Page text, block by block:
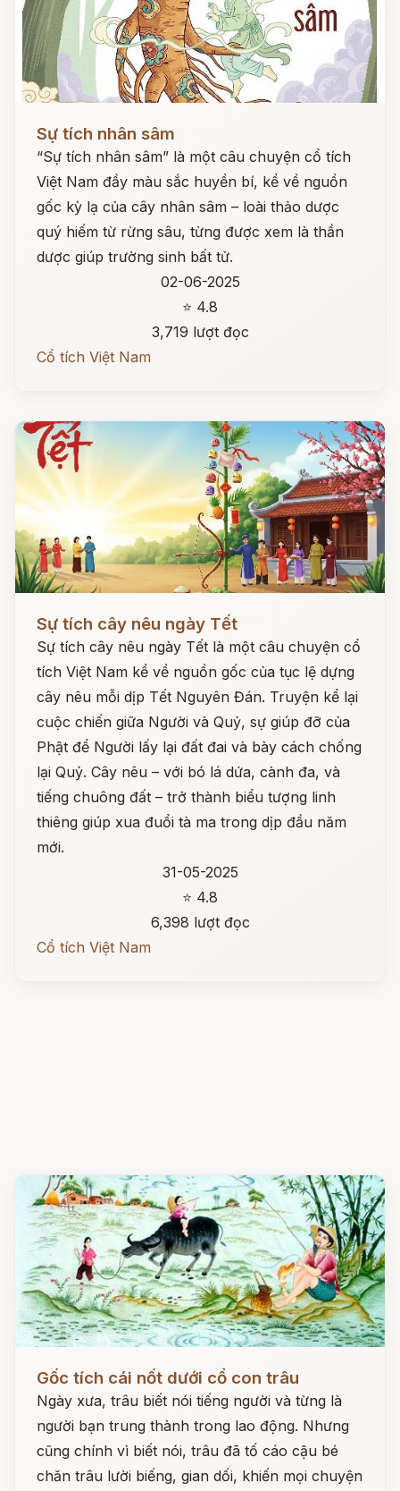
Sự tích nhân sâm
“Sự tích nhân sâm” là một câu chuyện cổ tích
Việt Nam đầy màu sắc huyền bí, kể về nguồn
gốc kỳ lạ của cây nhân sâm – loài thảo dược
quý hiếm từ rừng sâu, từng được xem là thần
dược giúp trường sinh bất tử.
02-06-2025
⭐ 4.8
3,719 lượt đọc
Cổ tích Việt Nam
Sự tích cây nêu ngày Tết
Sự tích cây nêu ngày Tết là một câu chuyện cổ
tích Việt Nam kể về nguồn gốc của tục lệ dựng
cây nêu mỗi dịp Tết Nguyên Đán. Truyện kể lại
cuộc chiến giữa Người và Quỷ, sự giúp đỡ của
Phật để Người lấy lại đất đai và bày cách chống
lại Quỷ. Cây nêu – với bó lá dứa, cành đa, và
tiếng chuông đất – trở thành biểu tượng linh
thiêng giúp xua đuổi tà ma trong dịp đầu năm
mới.
31-05-2025
⭐ 4.8
6,398 lượt đọc
Cổ tích Việt Nam
Đọc ngay
Gốc tích cái nốt dưới cổ con trâu
Ngày xưa, trâu biết nói tiếng người và từng là
người bạn trung thành trong lao động. Nhưng
cũng chính vì biết nói, trâu đã tố cáo cậu bé
chăn trâu lười biếng, gian dối, khiến mọi chuyện